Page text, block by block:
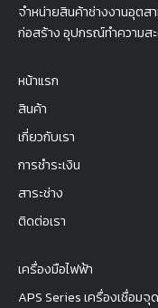
จำหน่ายสินค้าช่างงานอุตส
ก่อสร้าง อุปกรณ์ทำความส
หน้าแรก
สินค้า
เกี่ยวกับเรา
การชำระเงิน
สาระช่าง
ติดต่อเรา
เครื่องมือไฟฟ้า
APS Series เครื่องเชื่อมจุ